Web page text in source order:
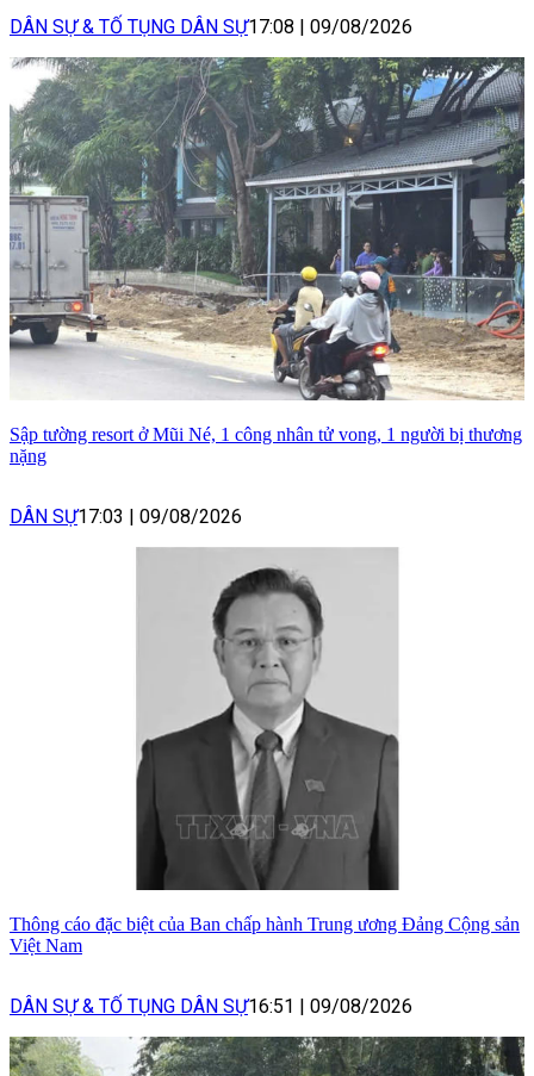
DÂN SỰ & TỐ TỤNG DÂN SỰ17:08 09/08/2026
Sập tường resort ở Mũi Né, 1 công nhân tử vong, 1 người bị thương
nặng
DÂN SỰ17:03 09/08/2026
Thông cáo đặc biệt của Ban chấp hành Trung ương Đảng Cộng sản
Việt Nam
DÂN SỰ & TỐ TỤNG DÂN SỰ16:51 09/08/2026